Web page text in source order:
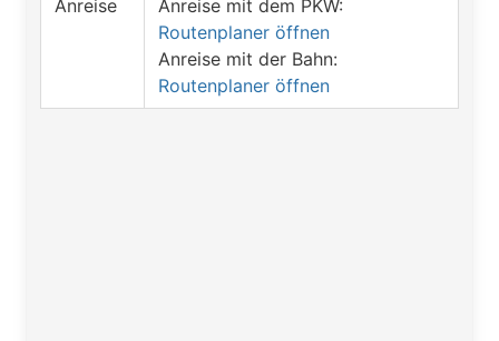
Anreise
Anreise mit dem PKW:
Routenplaner öffnen
Anreise mit der Bahn:
Routenplaner öffnen